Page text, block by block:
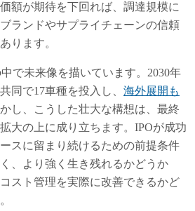
額が期待を下回れば、調達規模に
ランドやサプライチェーンの信頼
ります。
で未来像を描いています。2030年
同で17車種を投入し、 海外展開も
し、こうした壮大な構想は、最終
大の上に成り立ちます。IPOが成功
スに留まり続けるための前提条件
、より強く生き残れるかどうか
スト管理を実際に改善できるかど